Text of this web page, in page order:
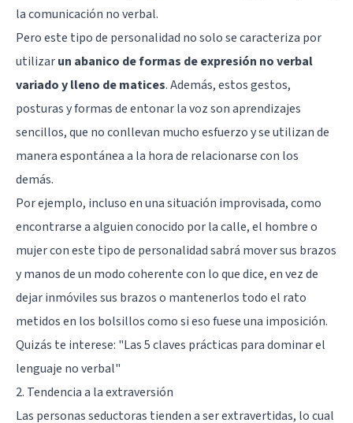
la comunicación no verbal.
Pero este tipo de personalidad no solo se caracteriza por
utilizarun abanico de formas de expresión no verbal
variado y lleno de matices. Además, estos gestos,
posturas y formas de entonar la voz son aprendizajes
sencillos, que no conllevan mucho esfuerzo y se utilizan de
manera espontánea a la hora de relacionarse con los
demás.
Por ejemplo, incluso en una situación improvisada, como
encontrarse a alguien conocido por la calle, el hombre o
mujer con este tipo de personalidad sabrá mover sus brazos
y manos de un modo coherente con lo que dice, en vez de
dejar inmóviles sus brazos o mantenerlos todo el rato
metidos en los bolsillos como si eso fuese una imposición.
Quizás te interese: "Las 5 claves prácticas para dominar el
lenguaje no verbal"
2. Tendencia a la extraversión
Las personas seductoras tienden a ser extravertidas, lo cual